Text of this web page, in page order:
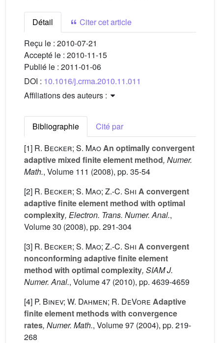
Détail
Citer cet article
Reçu le : 2010-07-21
Accepté le : 2010-11-15
Publié le : 2011-01-06
DOI : 10.1016/j.crma.2010.11.011
Affiliations des auteurs :
Bibliographie
Cité par
[1] R. Becker; S. MaoAn optimally convergent
adaptive mixed finite element method, Numer.
Math., Volume 111 (2008), pp. 35-54
[2] R. Becker; S. Mao; Z.-C. Shi A convergent
adaptive finite element method with optimal
complexity, Electron. Trans. Numer. Anal.,
Volume 30 (2008), pp. 291-304
[3] R. Becker; S. Mao; Z.-C. Shi A convergent
nonconforming adaptive finite element
method with optimal complexity, SIAM J.
Numer. Anal., Volume 47 (2010), pp. 4639-4659
[4] P. Binev; W. Dahmen; R. DeVore Adaptive
finite element methods with convergence
rates, Numer. Math., Volume 97 (2004), pp. 219-
268